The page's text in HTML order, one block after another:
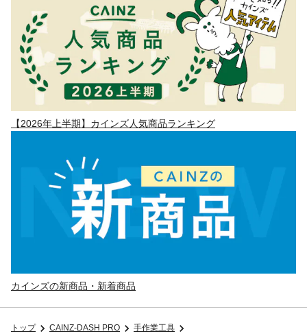
【2026年上半期】カインズ人気商品ランキング
カインズの新商品・新着商品
トップ CAINZ-DASH PRO
手作業工具